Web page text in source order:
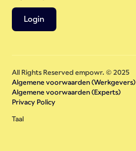
Login
All Rights Reserved empowr. © 2025
Algemene voorwaarden (Werkgevers)
Algemene voorwaarden (Experts)
Privacy Policy
Taal